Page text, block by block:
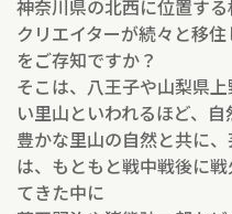
神奈川県の北西に位置す
クリエイターが続々と移
をご存知ですか？
そこは、八王子や山梨県
い里山といわれるほど、自
豊かな里山の自然と共に
は、もともと戦中戦後に
てきた中に